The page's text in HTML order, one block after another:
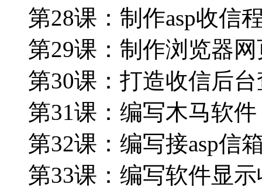
第28课：制作asp收信
第29课：制作浏览器网
第30课：打造收信后台
第31课：编写木马软件
第32课：编写接asp信
第33课：编写软件显示